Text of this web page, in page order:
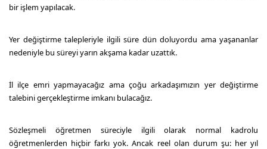
bir işlem yapılacak.
Yer değiştirme talepleriyle ilgili süre dün doluyordu ama yaşananlar
nedeniyle bu süreyi yarın akşama kadar uzattık.
İl ilçe emri yapmayacağız ama çoğu arkadaşımızın yer değiştirme
talebini gerçekleştirme imkanı bulacağız.
Sözleşmeli öğretmen süreciyle ilgili olarak normal kadrolu
öğretmenlerden hiçbir farkı yok. Ancak reel olan durum şu: her yıl